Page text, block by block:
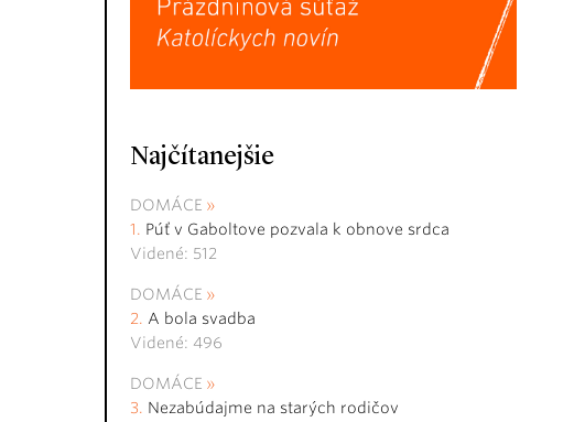
Najčítanejšie
DOMÁCE
Púť v Gaboltove pozvala k obnove srdca
Videné: 512
DOMÁCE
A bola svadba
Videné: 496
DOMÁCE
Nezabúdajme na starých rodičov